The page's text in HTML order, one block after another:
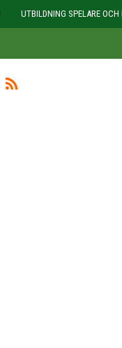
UTBILDNING SPELARE OCH